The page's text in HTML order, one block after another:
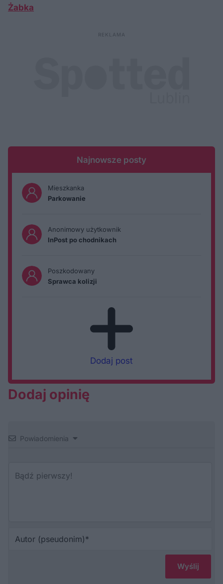
Żabka
Najnowsze posty
Mieszkanka
Parkowanie
Anonimowy użytkownik
InPost po chodnikach
Poszkodowany
Sprawca kolizji
Dodaj post
Dodaj opinię
Powiadomienia